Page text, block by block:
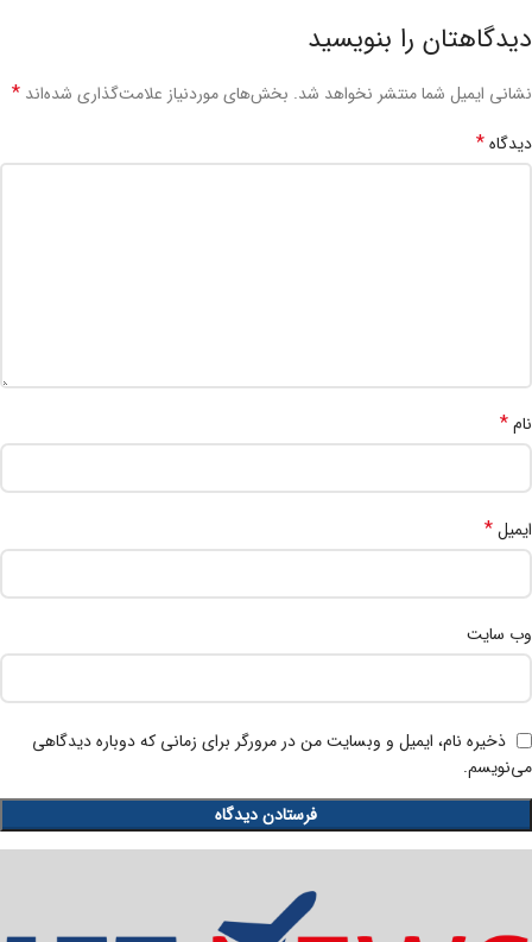
دیدگاهتان را بنویسید
نشانی ایمیل شما منتشر نخواهد شد. بخش‌های موردنیاز علامت‌گذاری شده‌اند *
دیدگاه*
نام*
ایمیل*
وب‌ سایت
ذخیره نام، ایمیل و وبسایت من در مرورگر برای زمانی که دوباره دیدگاهی
می‌نویسم.